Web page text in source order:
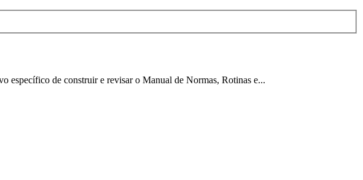
específico de construir e revisar o Manual de Normas, Rotinas e...